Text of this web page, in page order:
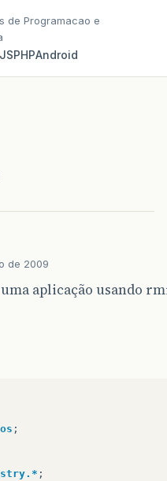
de Programacao e
JSPHPAndroid
de 2009
aplicação usando
;
;